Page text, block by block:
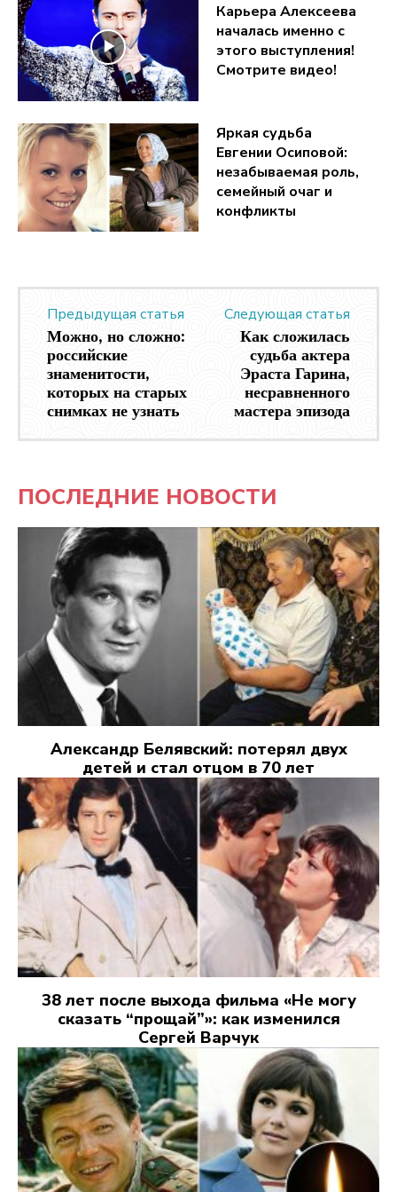
Карьера Алексеева
началась именно с
этого выступления!
Смотрите видео!
Яркая судьба
Евгении Осиповой:
незабываемая роль,
семейный очаг и
конфликты
Предыдущая статья
Можно, но сложно:
российские
знаменитости,
которых на старых
снимках не узнать
Следующая статья
Как сложилась
судьба актера
Эраста Гарина,
несравненного
мастера эпизода
ПОСЛЕДНИЕ НОВОСТИ
Александр Белявский: потерял двух
детей и стал отцом в 70 лет
38 лет после выхода фильма «Не могу
сказать “прощай”»: как изменился
Сергей Варчук